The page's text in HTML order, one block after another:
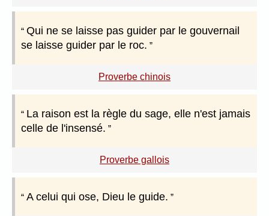
Qui ne se laisse pas guider par le gouvernail
se laisse guider par le roc.
Proverbe chinois
La raison est la règle du sage, elle n'est jamais
celle de l'insensé.
Proverbe gallois
A celui qui ose, Dieu le guide.